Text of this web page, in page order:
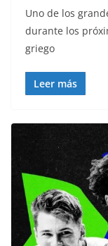
Uno de los
durante los
griego
Leer más